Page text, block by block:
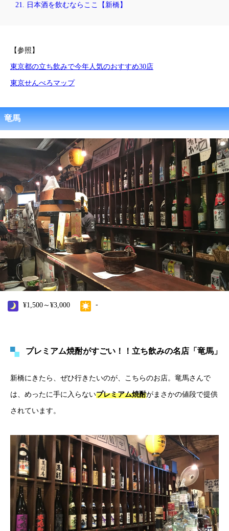
21. 日本酒を飲むならここ【新橋】
【参照】
東京都の立ち飲みで今年人気のおすすめ30店
東京せんべろマップ
竜馬
¥1,500～¥3,000 -
プレミアム焼酎がすごい！！立ち飲みの名店「竜馬」
新橋にきたら、ぜひ行きたいのが、こちらのお店。竜馬さんで
は、めったに手に入らないプレミアム焼酎がまさかの値段で提供
されています。